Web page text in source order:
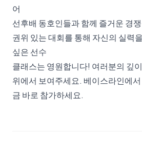
어
선후배 동호인들과 함께 즐거운 경
권위 있는 대회를 통해 자신의 실력
싶은 선수
클래스는 영원합니다! 여러분의 깊
위에서 보여주세요. 베이스라인에
금 바로 참가하세요.